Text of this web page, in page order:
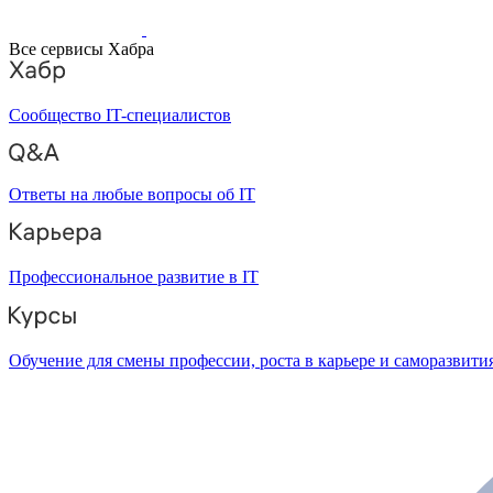
Все сервисы Хабра
Сообщество IT-специалистов
Ответы на любые вопросы об IT
Профессиональное развитие в IT
Обучение для смены профессии, роста в карьере и